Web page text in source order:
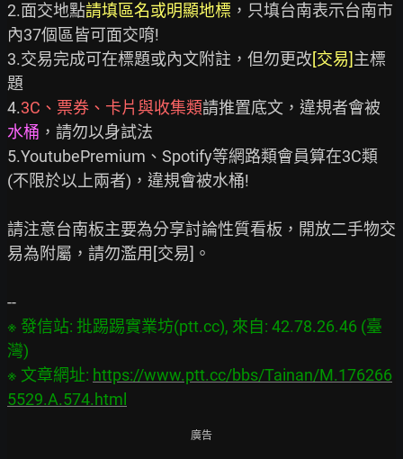
2.面交地點請填區名或明顯地標 ，只填台南表示台南市
內37個區皆可面交唷!
3.交易完成可在標題或內文附註，但勿更改[交易]主標
題
4.3C、票券、卡片與收集類請推置底文，違規者會被
水桶 ，請勿以身試法
5.YoutubePremium、Spotify等網路類會員算在3C類
(不限於以上兩者)，違規會被水桶!
請注意台南板主要為分享討論性質看板，開放二手物交
易為附屬，請勿濫用[交易]。
※ 發信站: 批踢踢實業坊(ptt.cc), 來自: 42.78.26.46 (臺
灣)
※ 文章網址: https://www.ptt.cc/bbs/Tainan/M.176266
5529.A.574.html
廣告